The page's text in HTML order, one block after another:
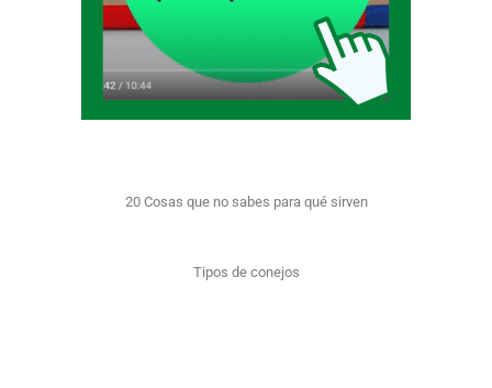
20 Cosas que no sabes para qué sirven
Tipos de conejos